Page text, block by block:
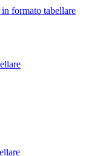
formato tabellare